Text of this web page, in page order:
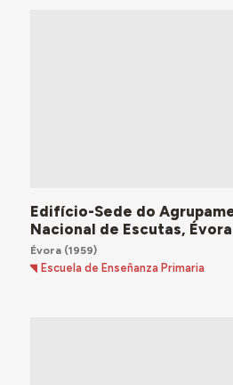
Edifício-Sede do
Nacional de Escutas, Évora
Évora(1959)
Escuela de Enseñanza Primaria